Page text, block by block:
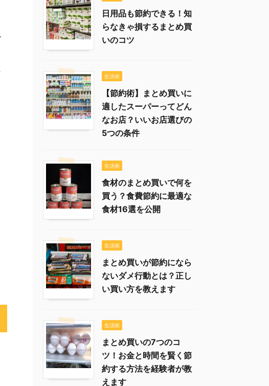
日用品も節約できる！知
らなきゃ損するまとめ買
いのコツ
生活術
【節約術】まとめ買いに
適したスーパーってどん
なお店？いいお店選びの
5つの条件
生活術
食材のまとめ買いで何を
買う？食費節約に最適な
食材16選を公開
生活術
まとめ買いが節約になら
ないダメ行動とは？正し
い買い方を教えます
生活術
まとめ買いの7つのコ
ツ！お金と時間を賢く節
約する方法を経験者が教
えます